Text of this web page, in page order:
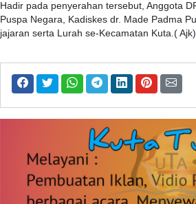
Hadir pada penyerahan tersebut, Anggota
Puspa Negara, Kadiskes dr. Made Padma
jajaran serta Lurah se-Kecamatan Kuta.( Ajk)